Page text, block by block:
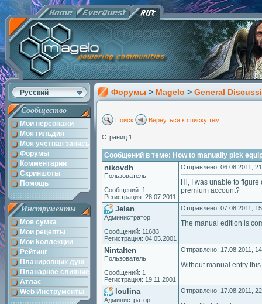
Русский
Сообщество
Мои персонажи
Моя гильдия
Моя учетная запись
Форумы
Комментарии
Скриншоты
Помощь
Инструменты
Моя сумка
Мои рецепты
Мои kоллекции
Рейтинг
Планировщик душ
Планарное слияние
Атлас
Web Инструменты
Форумы > Magelo > General
Поиск Вернуться к списку тем
Страниц 1
Сообщений в теме: How to manually pick
nikovdh
Пользователь
Сообщений: 1
Регистрация: 28.07.2011
Отправлено: 06.08.2011,
Hi, I was unable to
premium account?
Jelan
Администратор
Сообщений: 11683
Регистрация: 04.05.2001
Отправлено: 07.08.2011,
The manual edition is
Nintalten
Пользователь
Сообщений: 1
Регистрация: 19.11.2001
Отправлено: 17.08.2011,
Without manual entry
loulina
Администратор
Отправлено: 17.08.2011,